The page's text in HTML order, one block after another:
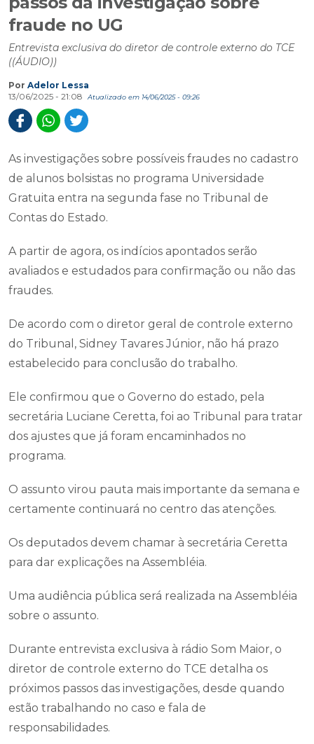
fraude no UG
Entrevista exclusiva do diretor de controle externo do TCE
((ÁUDIO))
Por Adelor Lessa
13/06/2025 - 21:08
Atualizado em 14/06/2025 - 09:26
As investigações sobre possíveis fraudes no cadastro
de alunos bolsistas no programa Universidade
Gratuita entra na segunda fase no Tribunal de
Contas do Estado.
A partir de agora, os indícios apontados serão
avaliados e estudados para confirmação ou não das
fraudes.
De acordo com o diretor geral de controle externo
do Tribunal, Sidney Tavares Júnior, não há prazo
estabelecido para conclusão do trabalho.
Ele confirmou que o Governo do estado, pela
secretária Luciane Ceretta, foi ao Tribunal para tratar
dos ajustes que já foram encaminhados no
programa.
O assunto virou pauta mais importante da semana e
certamente continuará no centro das atenções.
Os deputados devem chamar à secretária Ceretta
para dar explicações na Assembléia.
Uma audiência pública será realizada na Assembléia
sobre o assunto.
Durante entrevista exclusiva à rádio Som Maior, o
diretor de controle externo do TCE detalha os
próximos passos das investigações, desde quando
estão trabalhando no caso e fala de
responsabilidades.